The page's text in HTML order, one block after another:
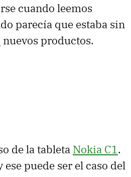
cuando leemos
parecía que estaba sin
nuevos productos.
de la tableta Nokia C1.
puede ser el caso del